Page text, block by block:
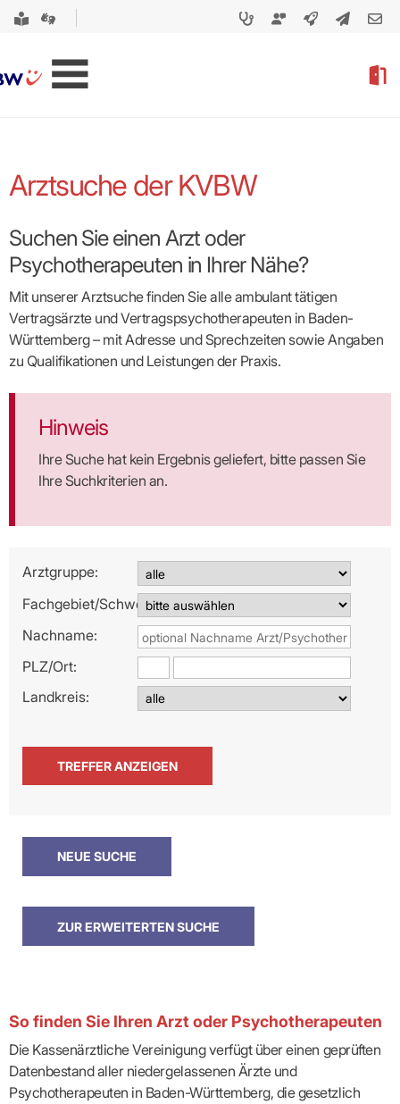
Arztsuche der KVBW
Suchen Sie einen Arzt oder
Psychotherapeuten in Ihrer Nähe?
Mit unserer Arztsuche finden Sie alle ambulant tätigen
Vertragsärzte und Vertragspsycho­therapeuten in Baden-
Württemberg – mit Adresse und Sprechzeiten sowie Angaben
zu Qualifikationen und Leistungen der Praxis.
Hinweis
Ihre Suche hat kein Ergebnis geliefert, bitte passen Sie
Ihre Suchkriterien an.
Arztgruppe:
Fachgebiet/Schwerpunkt:
Nachname:
PLZ/Ort:
Landkreis:
So finden Sie Ihren Arzt oder Psychotherapeuten
Die Kassenärztliche Vereinigung verfügt über einen geprüften
Datenbestand aller niedergelassenen Ärzte und
Psychotherapeuten in Baden-Württemberg, die gesetzlich